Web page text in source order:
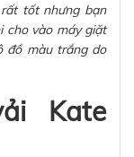
tốt nhưng bạn
cho vào máy giặt
đồ màu trắng do
Kate